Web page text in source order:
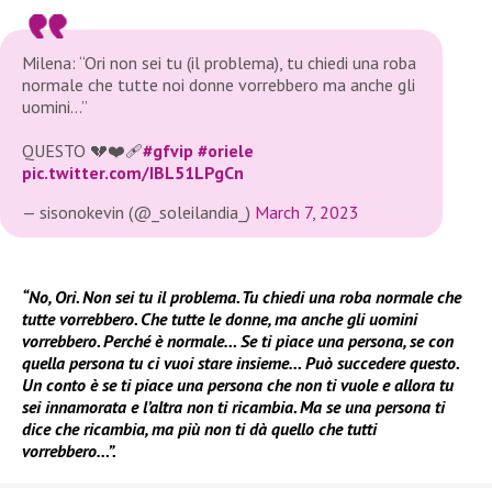
Milena: “Ori non sei tu (il problema), tu chiedi una roba
normale che tutte noi donne vorrebbero ma anche gli
uomini…”
QUESTO 💔❤‍🩹#gfvip #oriele
pic.twitter.com/IBL51LPgCn
— sisonokevin (@_soleilandia_) March 7, 2023
“No, Ori. Non sei tu il problema. Tu chiedi una roba normale che
tutte vorrebbero. Che tutte le donne, ma anche gli uomini
vorrebbero. Perché è normale… Se ti piace una persona, se con
quella persona tu ci vuoi stare insieme… Può succedere questo.
Un conto è se ti piace una persona che non ti vuole e allora tu
sei innamorata e l’altra non ti ricambia. Ma se una persona ti
dice che ricambia, ma più non ti dà quello che tutti
vorrebbero…”.